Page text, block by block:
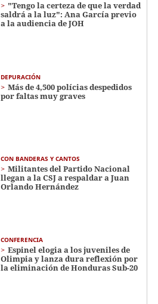
"Tengo la certeza de que la verdad
saldrá a la luz": Ana García previo
a la audiencia de JOH
DEPURACIÓN
Más de 4,500 polícias despedidos
por faltas muy graves
CON BANDERAS Y CANTOS
Militantes del Partido Nacional
llegan a la CSJ a respaldar a Juan
Orlando Hernández
CONFERENCIA
Espinel elogia a los juveniles de
Olimpia y lanza dura reflexión por
la eliminación de Honduras Sub-20